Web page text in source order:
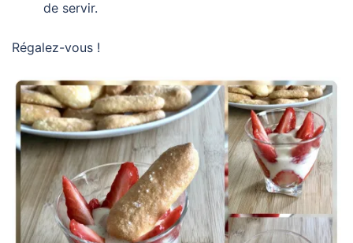
de servir.
Régalez-vous !